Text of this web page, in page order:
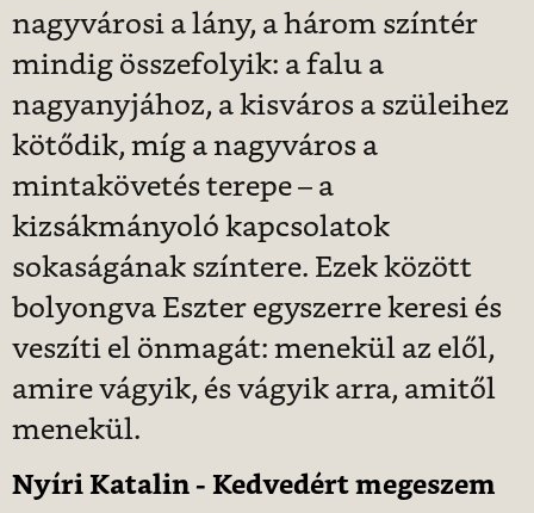
nagyvárosi a lány, a három színtér
mindig összefolyik: a falu a
nagyanyjához, a kisváros a szüleihez
kötődik, míg a nagyváros a
mintakövetés terepe – a
kizsákmányoló kapcsolatok
sokaságának színtere. Ezek között
bolyongva Eszter egyszerre keresi és
veszíti el önmagát: menekül az elől,
amire vágyik, és vágyik arra, amitől
menekül.
Nyíri Katalin - Kedvedért megeszem